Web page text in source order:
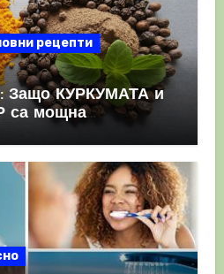
рецепти
Защо КУРКУМАТА и
са мощна